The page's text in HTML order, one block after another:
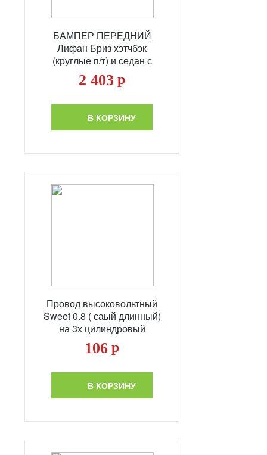
БАМПЕР ПЕРЕДНИЙ
Лифан Бриз хэтчбэк
(круглые п/т) и седан с
10.2010г
2 403 р
В КОРЗИНУ
Провод высоковольтный
Sweet 0.8 ( саый длинный)
на 3х цилиндровый
106 р
В КОРЗИНУ